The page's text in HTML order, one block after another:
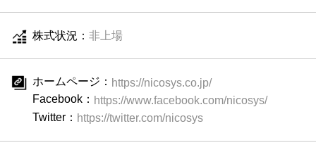
株式状況： 非上場
ホームページ： https://nicosys.co.jp/
Facebook： https://www.facebook.com/nicosys/
Twitter： https://twitter.com/nicosys